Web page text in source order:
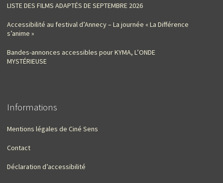
LISTE DES FILMS ADAPTÉS DE SEPTEMBRE 2026
Accessibilité au festival d’Annecy – La journée « La Différence
s’anime »
Bandes-annonces accessibles pour KYMA, L’ONDE
MYSTÉRIEUSE
Informations
Mentions légales de Ciné Sens
Contact
Déclaration d’accessibilité